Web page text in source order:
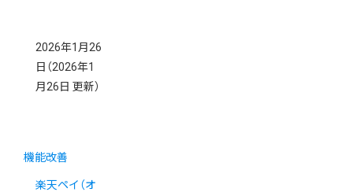
2026年1月26
日 （2026年1
月26日 更新）
機能改善
楽天ペイ（オ